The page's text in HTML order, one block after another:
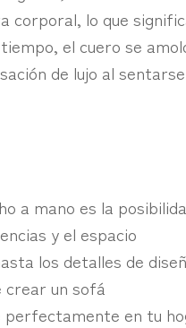
corporal, lo que
el cuero se
de lujo al
a mano es la
y el espacio
los detalles de
crear un sofá
en tu